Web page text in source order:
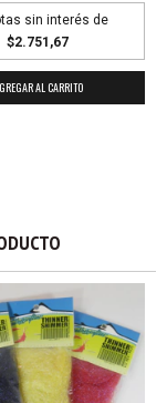
sin interés de
$2.751,67
AL CARRITO